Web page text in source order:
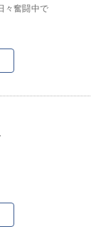
々奮闘中で